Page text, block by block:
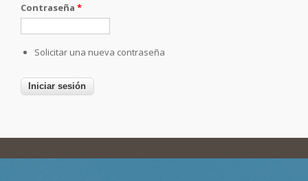
Contraseña *
Solicitar una nueva contraseña